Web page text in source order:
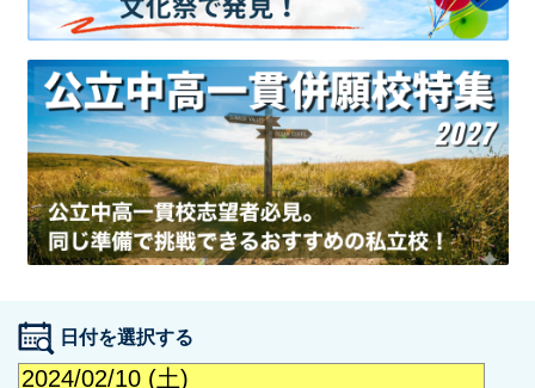
最近見た学校
学校閲覧履歴はありません
ブックマークした学校
ブックマークした学校はありません
日付を選択する